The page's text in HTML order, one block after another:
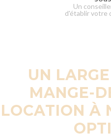
Un
d'établir votre
UN
MANGE-
LOCATION À